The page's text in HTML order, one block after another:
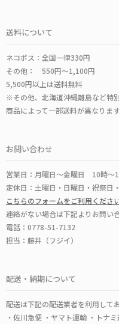
送料について
ネコポス：全国一律330円
その他： 550円～1,100円
5,500円以上は送料無料
※その他、北海道沖縄離島など特
商品によって一部送料が異なりま
お問い合わせ
営業日：月曜日～金曜日 10時～
定休日：土曜日・日曜日・祝祭日
こちらのフォームをご利用ください
連絡がない場合は下記よりお問い
電話：0778-51-7132
担当：藤井（フジイ）
配送・納期について
配送は下記の配送業者を利用して
・佐川急便 ・ヤマト運輸 ・トナ